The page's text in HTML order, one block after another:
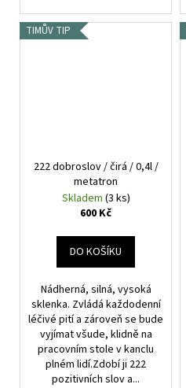
TIMŮV TIP
222 dobroslov / čirá / 0,4l /
metatron
Skladem (3 ks)
600 Kč
DO KOŠÍKU
Nádherná, silná, vysoká
sklenka. Zvládá každodenní
léčivé pití a zároveň se bude
vyjímat všude, klidně na
pracovním stole v kanclu
plném lidí.Zdobí ji 222
pozitivních slov a...